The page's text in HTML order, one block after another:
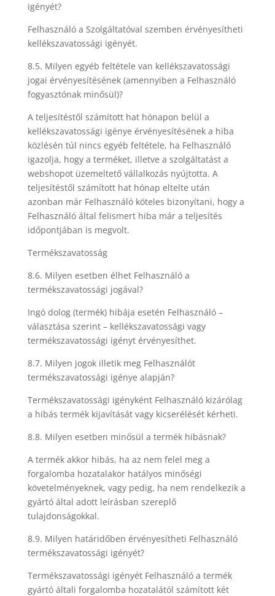
igényét?
Felhasználó a Szolgáltatóval szemben érvényesítheti
kellékszavatossági igényét.
8.5. Milyen egyéb feltétele van kellékszavatossági
jogai érvényesítésének (amennyiben a Felhasználó
fogyasztónak minősül)?
A teljesítéstől számított hat hónapon belül a
kellékszavatossági igénye érvényesítésének a hiba
közlésén túl nincs egyéb feltétele, ha Felhasználó
igazolja, hogy a terméket, illetve a szolgáltatást a
webshopot üzemeltető vállalkozás nyújtotta. A
teljesítéstől számított hat hónap eltelte után
azonban már Felhasználó köteles bizonyítani, hogy a
Felhasználó által felismert hiba már a teljesítés
időpontjában is megvolt.
Termékszavatosság
8.6. Milyen esetben élhet Felhasználó a
termékszavatossági jogával?
Ingó dolog (termék) hibája esetén Felhasználó –
választása szerint – kellékszavatossági vagy
termékszavatossági igényt érvényesíthet.
8.7. Milyen jogok illetik meg Felhasználót
termékszavatossági igénye alapján?
Termékszavatossági igényként Felhasználó kizárólag
a hibás termék kijavítását vagy kicserélését kérheti.
8.8. Milyen esetben minősül a termék hibásnak?
A termék akkor hibás, ha az nem felel meg a
forgalomba hozatalakor hatályos minőségi
követelményeknek, vagy pedig, ha nem rendelkezik a
gyártó által adott leírásban szereplő
tulajdonságokkal.
8.9. Milyen határidőben érvényesítheti Felhasználó
termékszavatossági igényét?
Termékszavatossági igényét Felhasználó a termék
gyártó általi forgalomba hozatalától számított két